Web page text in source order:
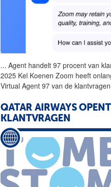
... Agent handelt 97 procent van
2025 Kel Koenen Zoom heeft
Virtual Agent 97 van deklantvragen
QATAR AIRWAYS
KLANTVRAGEN